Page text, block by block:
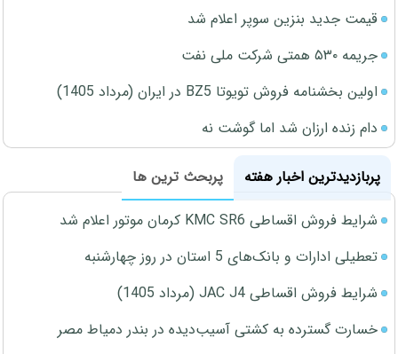
قیمت جدید بنزین سوپر اعلام شد
جریمه ۵۳۰ همتی شرکت ملی نفت
اولین بخشنامه فروش تویوتا BZ5 در ایران (مرداد 1405)
دام زنده ارزان شد اما گوشت نه
پربازدیدترین اخبار هفته
پربحث ترین ها
شرایط فروش اقساطی KMC SR6 کرمان موتور اعلام شد
تعطیلی ادارات و بانک‌های 5 استان در روز چهارشنبه
شرایط فروش اقساطی JAC J4 (مرداد 1405)
خسارت گسترده به کشتی آسیب‌دیده در بندر دمیاط مصر